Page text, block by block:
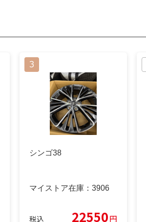
シンゴ38
マイストア在庫： 3906
税込 22550円